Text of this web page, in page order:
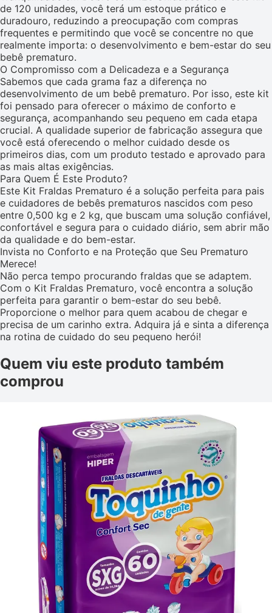
de 120 unidades, você terá um estoque prático e
duradouro, reduzindo a preocupação com compras
frequentes e permitindo que você se concentre no que
realmente importa: o desenvolvimento e bem-estar do seu
bebê prematuro.
O Compromisso com a Delicadeza e a Segurança
Sabemos que cada grama faz a diferença no
desenvolvimento de um bebê prematuro. Por isso, este kit
foi pensado para oferecer o máximo de conforto e
segurança, acompanhando seu pequeno em cada etapa
crucial. A qualidade superior de fabricação assegura que
você está oferecendo o melhor cuidado desde os
primeiros dias, com um produto testado e aprovado para
as mais altas exigências.
Para Quem É Este Produto?
Este Kit Fraldas Prematuro é a solução perfeita para pais
e cuidadores de bebês prematuros nascidos com peso
entre 0,500 kg e 2 kg, que buscam uma solução confiável,
confortável e segura para o cuidado diário, sem abrir mão
da qualidade e do bem-estar.
Invista no Conforto e na Proteção que Seu Prematuro
Merece!
Não perca tempo procurando fraldas que se adaptem.
Com o Kit Fraldas Prematuro, você encontra a solução
perfeita para garantir o bem-estar do seu bebê.
Proporcione o melhor para quem acabou de chegar e
precisa de um carinho extra. Adquira já e sinta a diferença
na rotina de cuidado do seu pequeno herói!
Quem viu este produto também
comprou